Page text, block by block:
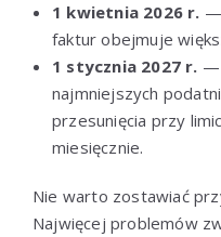
1 kwietnia 2026 r. —
faktur obejmuje
1 stycznia 2027 r. —
najmniejszych
przesunięcia przy
miesięcznie.
Nie warto zostawiać
Najwięcej problemów